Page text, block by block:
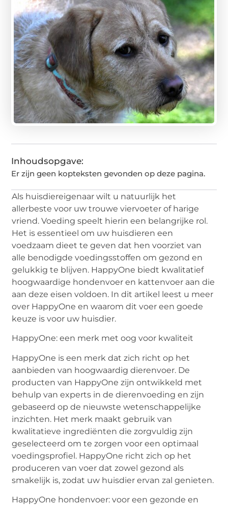
Inhoudsopgave:
Er zijn geen kopteksten gevonden op deze pagina.
Als huisdiereigenaar wilt u natuurlijk het
allerbeste voor uw trouwe viervoeter of harige
vriend. Voeding speelt hierin een belangrijke rol.
Het is essentieel om uw huisdieren een
voedzaam dieet te geven dat hen voorziet van
alle benodigde voedingsstoffen om gezond en
gelukkig te blijven. HappyOne biedt kwalitatief
hoogwaardige hondenvoer en kattenvoer aan die
aan deze eisen voldoen. In dit artikel leest u meer
over HappyOne en waarom dit voer een goede
keuze is voor uw huisdier.
HappyOne: een merk met oog voor kwaliteit
HappyOne is een merk dat zich richt op het
aanbieden van hoogwaardig dierenvoer. De
producten van HappyOne zijn ontwikkeld met
behulp van experts in de dierenvoeding en zijn
gebaseerd op de nieuwste wetenschappelijke
inzichten. Het merk maakt gebruik van
kwalitatieve ingrediënten die zorgvuldig zijn
geselecteerd om te zorgen voor een optimaal
voedingsprofiel. HappyOne richt zich op het
produceren van voer dat zowel gezond als
smakelijk is, zodat uw huisdier ervan zal genieten.
HappyOne hondenvoer: voor een gezonde en